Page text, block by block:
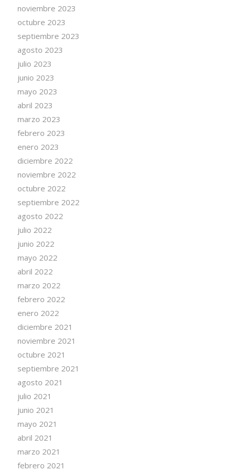
noviembre 2023
octubre 2023
septiembre 2023
agosto 2023
julio 2023
junio 2023
mayo 2023
abril 2023
marzo 2023
febrero 2023
enero 2023
diciembre 2022
noviembre 2022
octubre 2022
septiembre 2022
agosto 2022
julio 2022
junio 2022
mayo 2022
abril 2022
marzo 2022
febrero 2022
enero 2022
diciembre 2021
noviembre 2021
octubre 2021
septiembre 2021
agosto 2021
julio 2021
junio 2021
mayo 2021
abril 2021
marzo 2021
febrero 2021